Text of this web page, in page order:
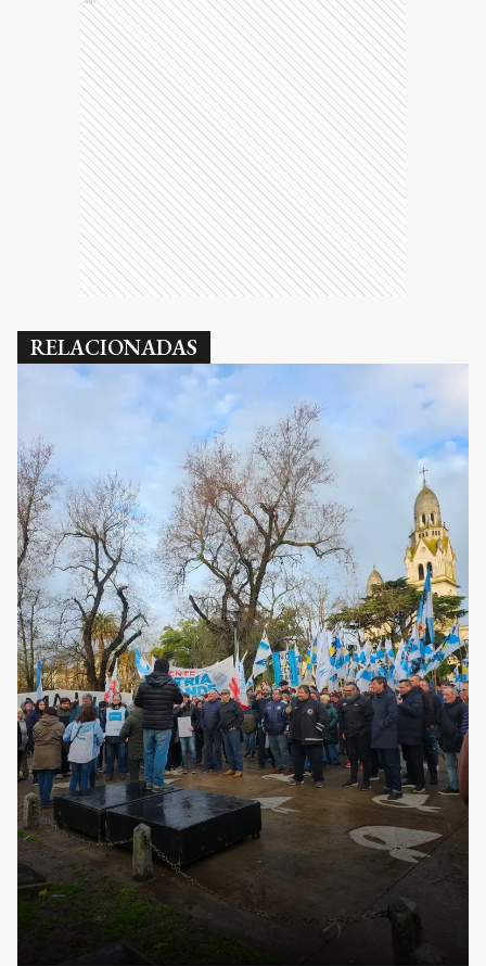
RELACIONADAS